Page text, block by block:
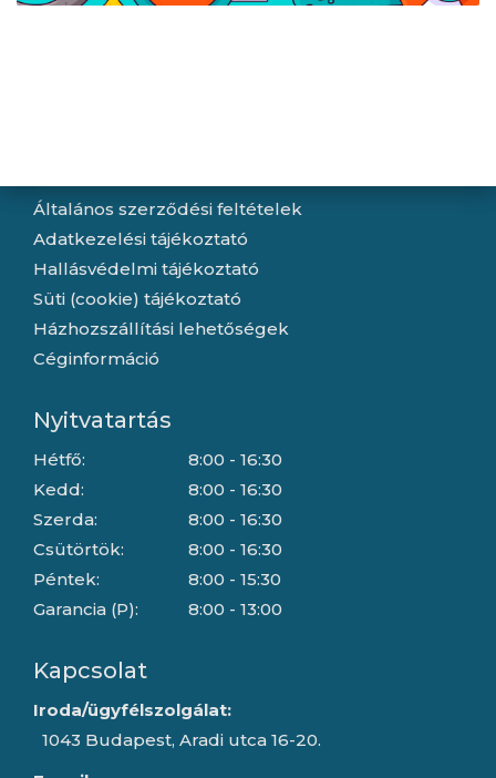
Általános szerződési feltételek
Adatkezelési tájékoztató
Hallásvédelmi tájékoztató
Süti (cookie) tájékoztató
Házhozszállítási lehetőségek
Céginformáció
Nyitvatartás
Hétfő:
Kedd:
Szerda:
Csütörtök:
Péntek:
Garancia (P):
8:00 - 16:30
8:00 - 16:30
8:00 - 16:30
8:00 - 16:30
8:00 - 15:30
8:00 - 13:00
Kapcsolat
Iroda/ügyfélszolgálat:
1043 Budapest, Aradi utca 16-20.